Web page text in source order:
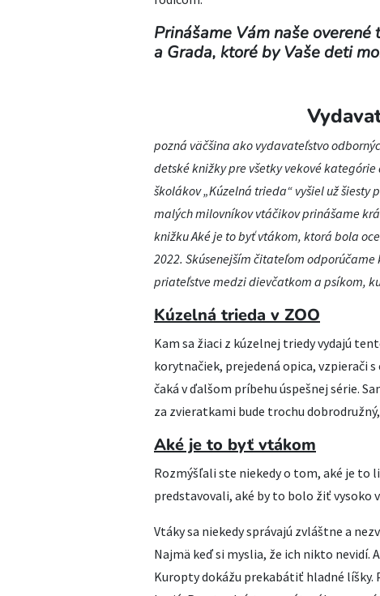
Prinášame Vám naše
a Grada, ktoré by Vaše deti
pozná väčšina ako vydavateľstvo
detské knižky pre všetky vekové
školákov „Kúzelná trieda“ vyšiel už šiesty
malých milovníkov vtáčikov prinášame
knižku Aké je to byť vtákom, ktorá bola
2022. Skúsenejším čitateľom
priateľstve medzi dievčatkom a psíkom,
Kúzelná trieda v ZOO
Kam sa žiaci z kúzelnej triedy vydajú
korytnačiek, prejedená opica, vzpierači
čaká v ďalšom príbehu úspešnej série.
za zvieratkami bude trochu
Aké je to byť vtákom
Rozmýšľali ste niekedy o tom, aké je to
predstavovali, aké by to bolo žiť
Vtáky sa niekedy správajú zvláštne a
Najmä keď si myslia, že ich nikto
Kuropty dokážu prekabátiť hladné líšky.